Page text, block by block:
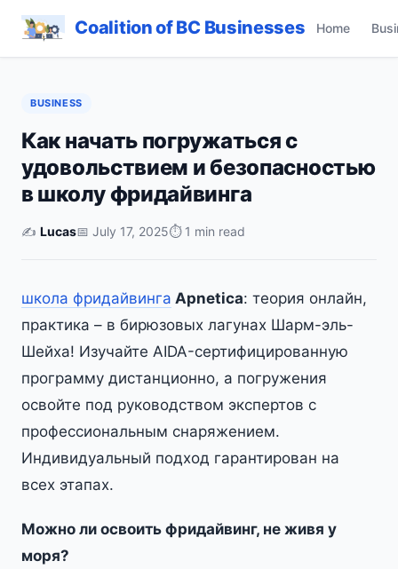
Coalition of BC Businesses Home
BUSINESS
Как начать погружаться с
удовольствием и безопасностью
в школу фридайвинга
✍️ Lucas📅 July 17, 2025⏱ 1 min read
школа фридайвинга Apnetica: теория онлайн,
практика – в бирюзовых лагунах Шарм-эль-
Шейха! Изучайте AIDA-сертифицированную
программу дистанционно, а погружения
освойте под руководством экспертов с
профессиональным снаряжением.
Индивидуальный подход гарантирован на
всех этапах.
Можно ли освоить фридайвинг, не живя у
моря?